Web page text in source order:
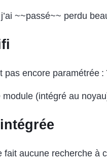
~~passé~~ perdu
pas encore paramétrée :
(intégré au
fait aucune recherche à